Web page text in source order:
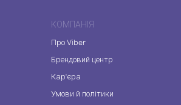
КОМПАНІЯ
Про Viber
Брендовий центр
Кар'єра
Умови й політики